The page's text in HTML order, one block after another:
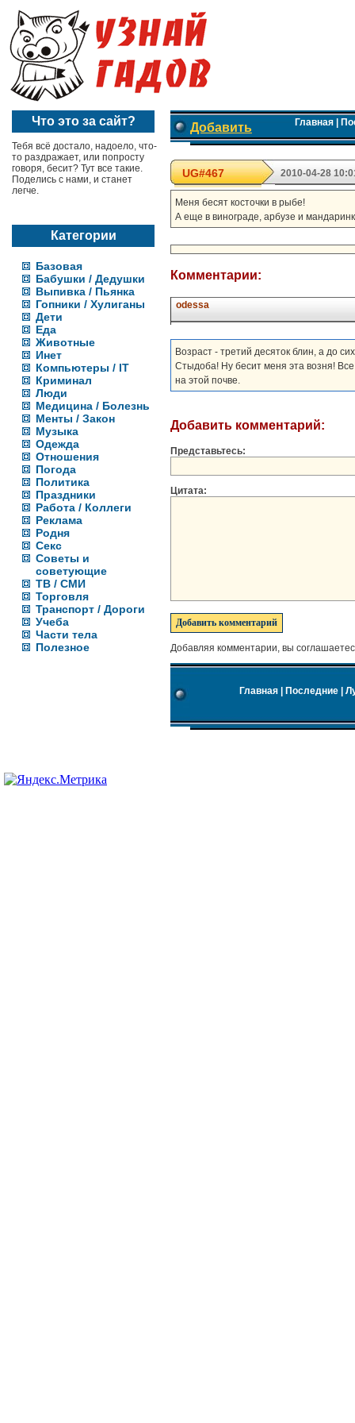
Что это за сайт?
Тебя всё достало, надоело, что-
то раздражает, или попросту
говоря, бесит? Тут все такие.
Поделись с нами, и станет
легче.
Категории
Базовая
Бабушки / Дедушки
Выпивка / Пьянка
Гопники / Хулиганы
Дети
Еда
Животные
Инет
Компьютеры / IT
Криминал
Люди
Медицина / Болезнь
Менты / Закон
Музыка
Одежда
Отношения
Погода
Политика
Праздники
Работа / Коллеги
Реклама
Родня
Секс
Советы и
советующие
ТВ / СМИ
Торговля
Транспорт / Дороги
Учеба
Части тела
Полезное
Добавить Главная|
UG#467 2010-04-28
Меня бесят косточки в рыбе!
А еще в винограде, арбузе и
Комментарии:
odessa
Возраст - третий десяток блин, а до
Стыдоба! Ну бесит меня эта возня!
на этой почве.
Добавить комментарий:
Представьтесь:
Цитата:
Добавляя комментарии, вы
Главная Последние